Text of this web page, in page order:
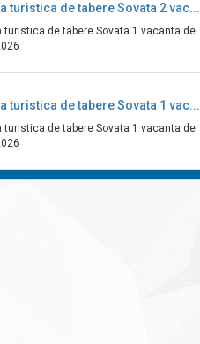
turistica de tabere Sovata 2 vac...
turistica de tabere Sovata 1 vacanta de
turistica de tabere Sovata 1 vac...
turistica de tabere Sovata 1 vacanta de